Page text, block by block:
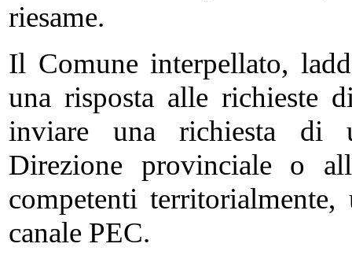
riesame.
Il Comune interpellato,
una risposta alle richieste
inviare una richiesta di
Direzione provinciale o
competenti
canale PEC.